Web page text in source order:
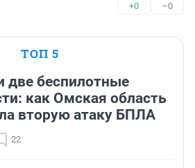
+0 –0
ТОП 5
две беспилотные
как Омская область
вторую атаку БПЛА
22